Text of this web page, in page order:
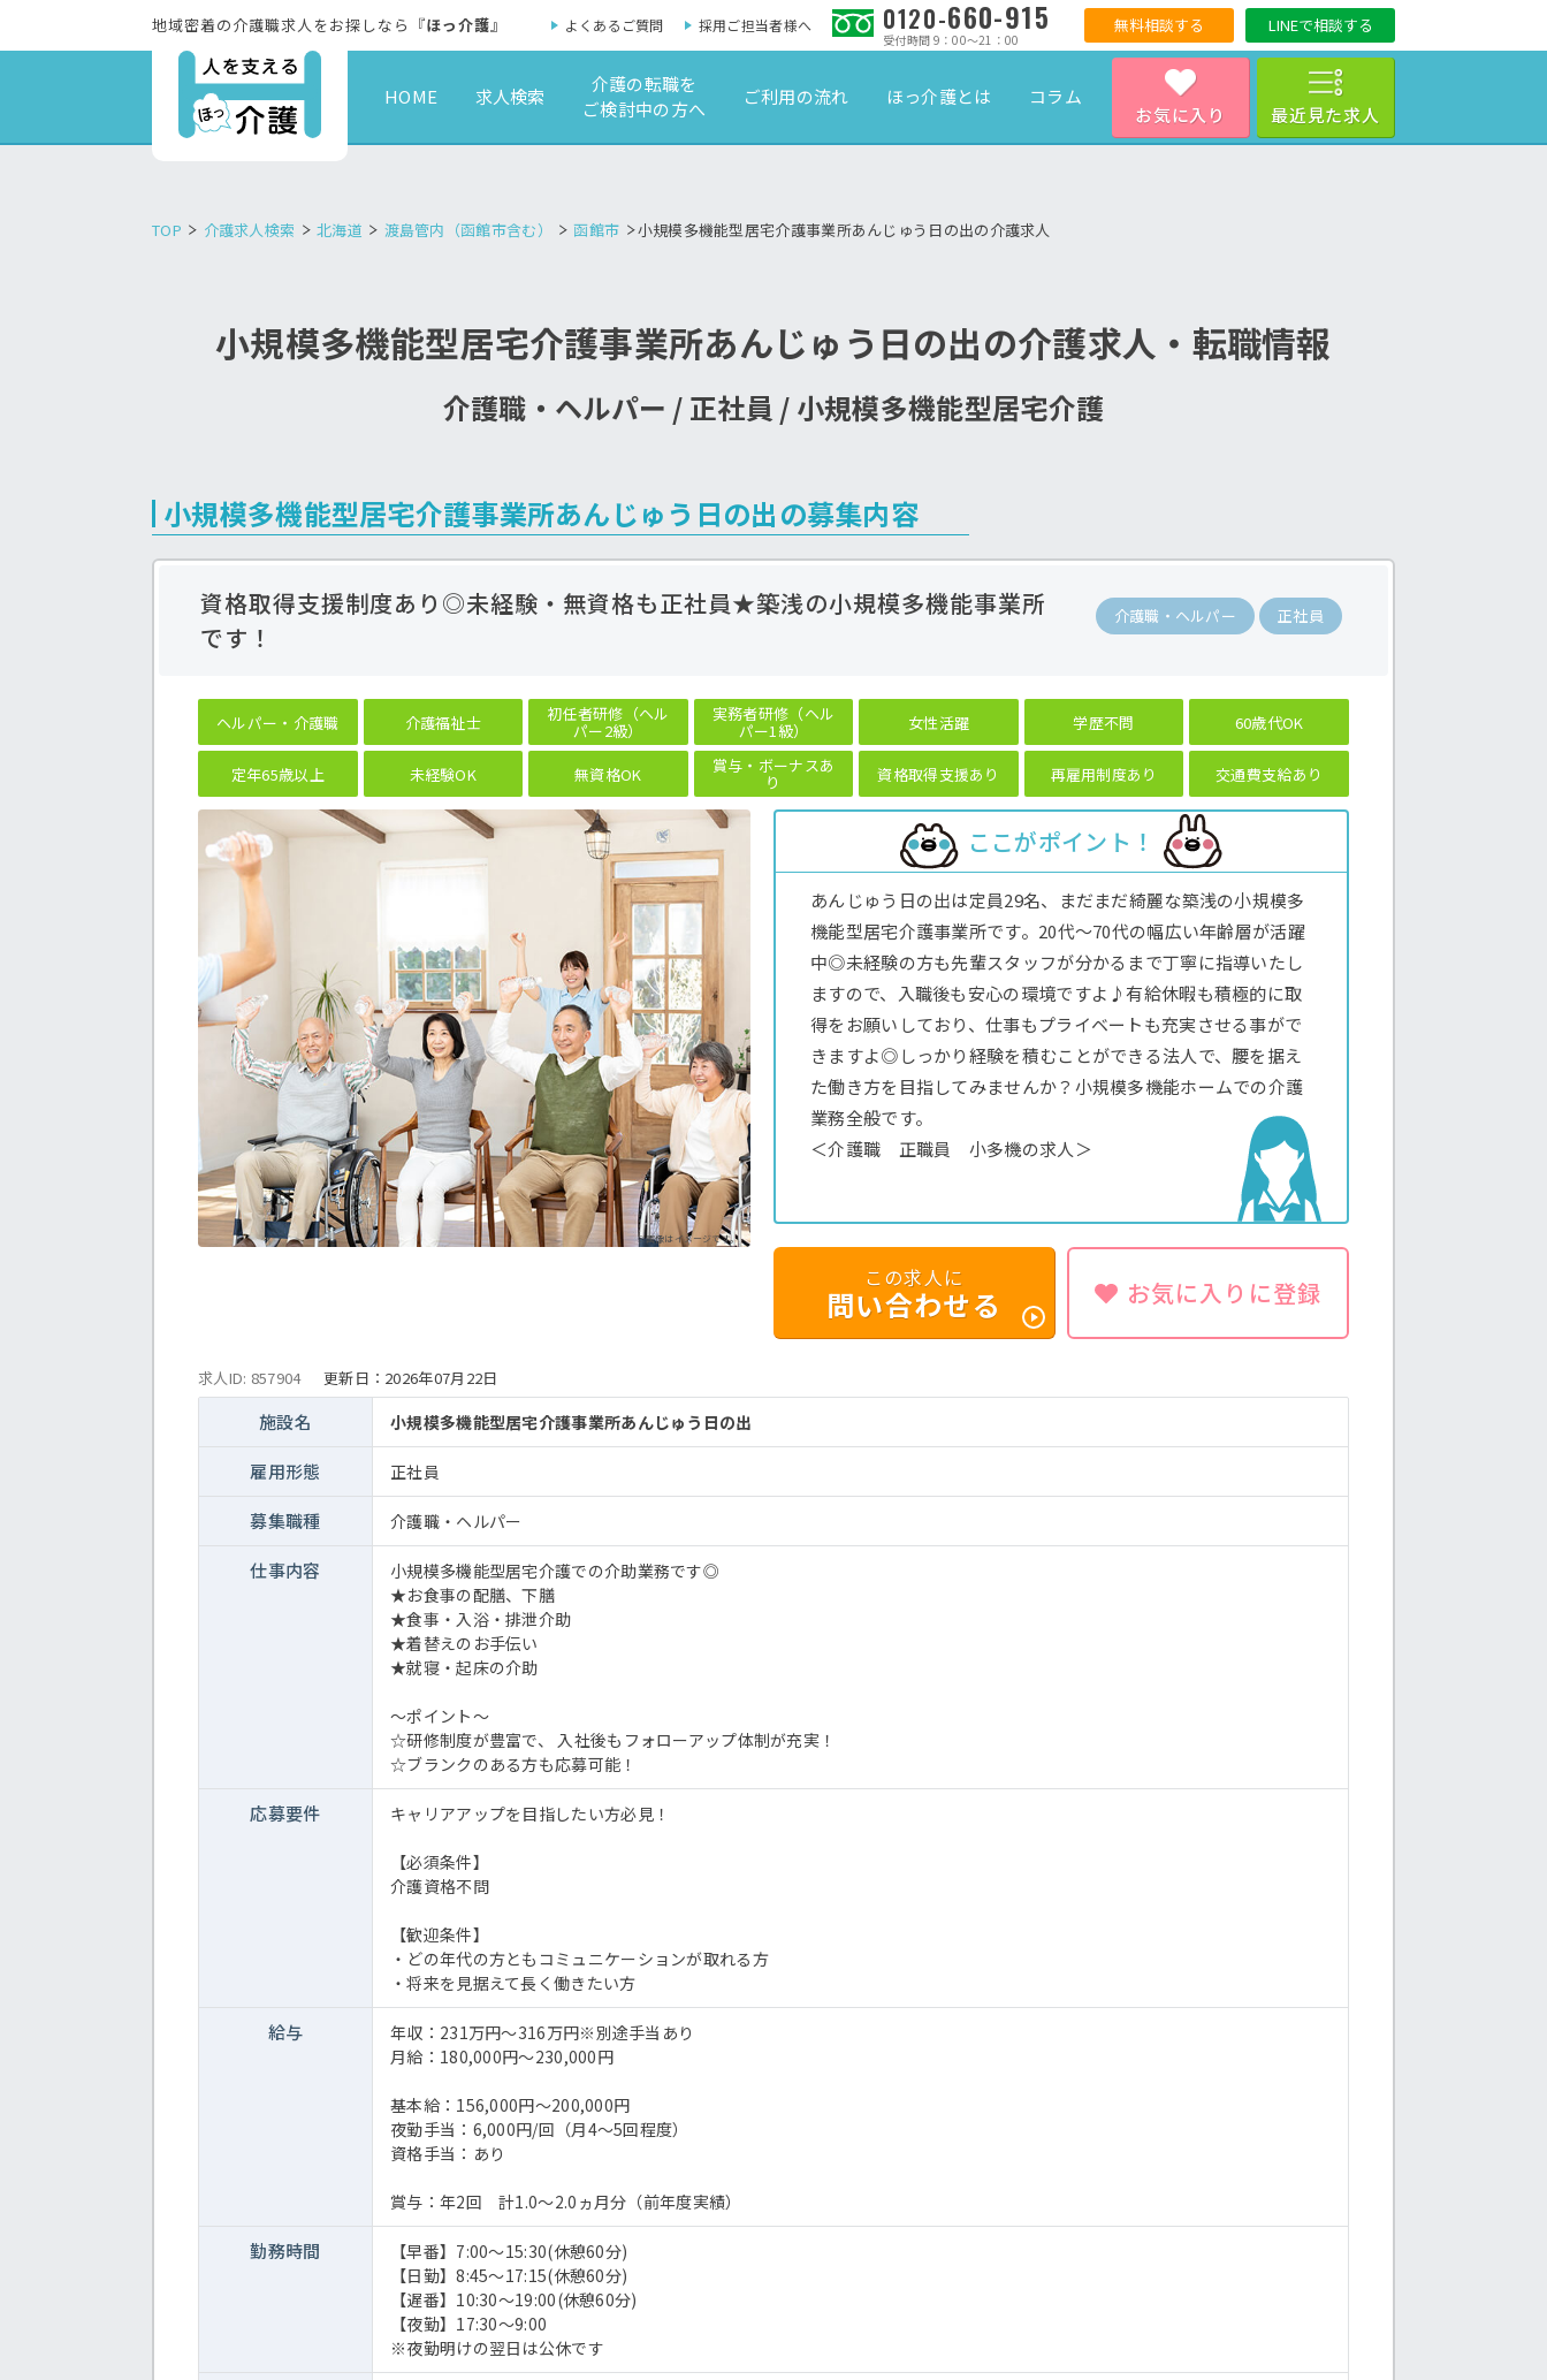
お気に入り 最近見た求人
地域密着の介護職求人をお探しなら『ほっ介護』 よくあるご質問 採用ご担当者様へ 0120-660-915
受付時間 9：00～21：00
無料相談する LINEで相談する
HOME 求人検索
介護の転職を
ご検討中の方へ
ご利用の流れ ほっ介護とは コラム
TOP 介護求人検索 北海道 渡島管内（函館市含む） 函館市 小規模多機能型居宅介護事業所あんじゅう日の出の介護求人
小規模多機能型居宅介護事業所あんじゅう日の出の介護求人・転職情報
介護職・ヘルパー / 正社員 / 小規模多機能型居宅介護
小規模多機能型居宅介護事業所あんじゅう日の出の募集内容
資格取得支援制度あり◎未経験・無資格も正社員★築浅の小規模多機能事業所
です！
介護職・ヘルパー 正社員
ヘルパー・介護職 介護福祉士 初任者研修（ヘル
パー2級）
実務者研修（ヘル
パー1級） 女性活躍 学歴不問 60歳代OK
定年65歳以上 未経験OK 無資格OK 賞与・ボーナスあ
り 資格取得支援あり 再雇用制度あり 交通費支給あり
※画像はイメージです。
ここがポイント！
あんじゅう日の出は定員29名、まだまだ綺麗な築浅の小規模多
機能型居宅介護事業所です。20代〜70代の幅広い年齢層が活躍
中◎未経験の方も先輩スタッフが分かるまで丁寧に指導いたし
ますので、入職後も安心の環境ですよ♪有給休暇も積極的に取
得をお願いしており、仕事もプライベートも充実させる事がで
きますよ◎しっかり経験を積むことができる法人で、腰を据え
た働き方を目指してみませんか？小規模多機能ホームでの介護
業務全般です。
＜介護職 正職員 小多機の求人＞
この求人に
問い合わせる お気に入りに登録
求人ID: 857904 更新日： 2026年07月22日
施設名 小規模多機能型居宅介護事業所あんじゅう日の出
雇用形態 正社員
募集職種 介護職・ヘルパー
仕事内容
小規模多機能型居宅介護での介助業務です◎
★お食事の配膳、下膳
★食事・入浴・排泄介助
★着替えのお手伝い
★就寝・起床の介助
～ポイント～
☆研修制度が豊富で、 入社後もフォローアップ体制が充実！
☆ブランクのある方も応募可能！
応募要件 キャリアアップを目指したい方必見！
【必須条件】
介護資格不問
【歓迎条件】
・どの年代の方ともコミュニケーションが取れる方
・将来を見据えて長く働きたい方
給与
年収：231万円～316万円※別途手当あり
月給：180,000円～230,000円
基本給：156,000円～200,000円
夜勤手当：6,000円/回（月4～5回程度）
資格手当：あり
賞与：年2回 計1.0～2.0ヵ月分（前年度実績）
勤務時間
【早番】7:00～15:30(休憩60分)
【日勤】8:45～17:15(休憩60分)
【遅番】10:30～19:00(休憩60分)
【夜勤】17:30～9:00
※夜勤明けの翌日は公休です